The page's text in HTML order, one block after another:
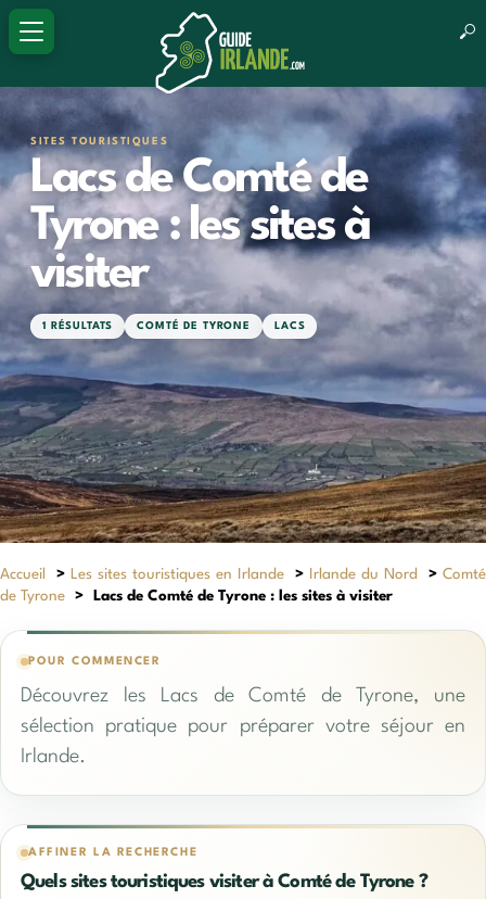
SITES TOURISTIQUES
Lacs de Comté de
Tyrone : les sites à
visiter
1 RÉSULTATS COMTÉ DE TYRONE LACS
Accueil > Les sites touristiques en Irlande > Irlande du Nord > Comté
de Tyrone
> Lacs de Comté de Tyrone : les sites à visiter
POUR COMMENCER
Découvrez les Lacs de Comté de Tyrone, une
sélection pratique pour préparer votre séjour en
Irlande.
AFFINER LA RECHERCHE
Quels sites touristiques visiter à Comté de Tyrone ?